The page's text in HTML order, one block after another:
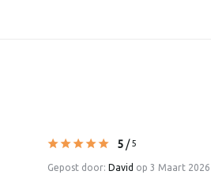
5 /5
Gepost door: David op 3 Maart 2026